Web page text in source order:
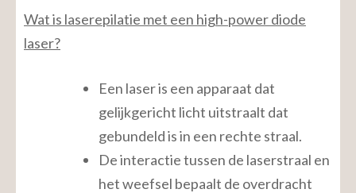
Wat is laserepilatie met een high-power diode
laser?
Een laser is een apparaat dat
gelijkgericht licht uitstraalt dat
gebundeld is in een rechte straal.
De interactie tussen de laserstraal en
het weefsel bepaalt de overdracht